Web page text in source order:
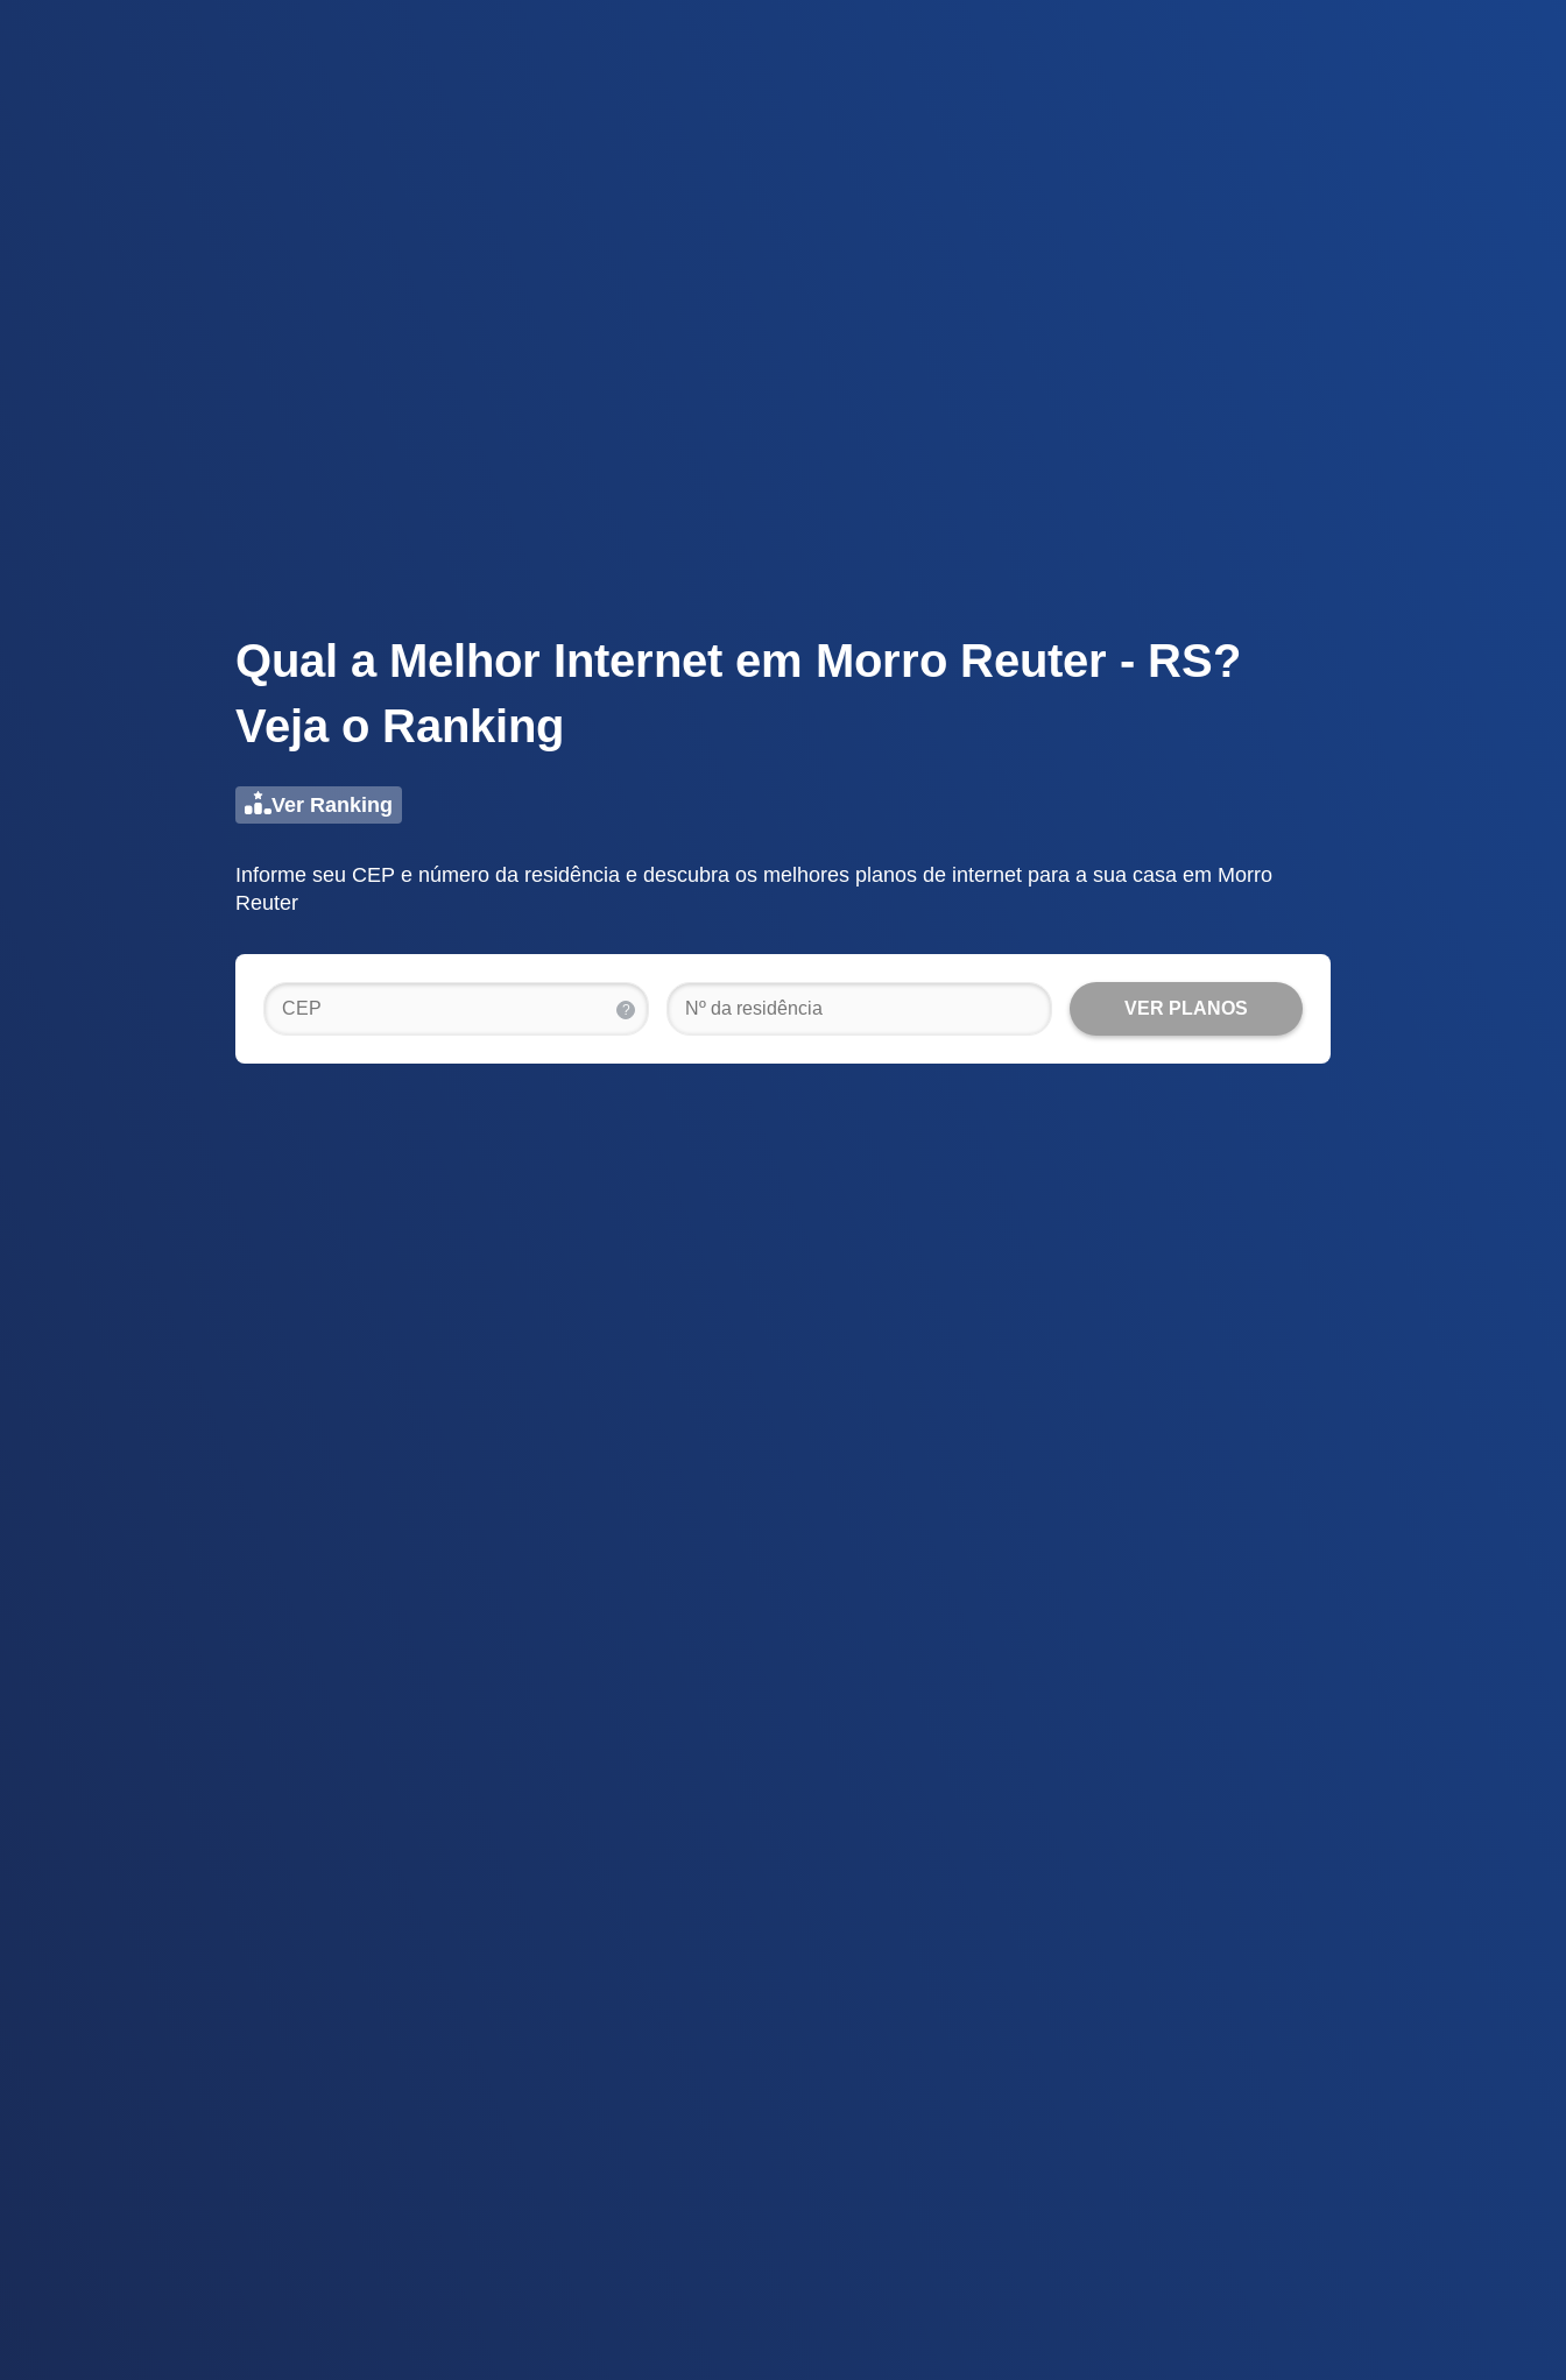
Qual a Melhor Internet em Morro Reuter - RS?
Veja o Ranking
Ver Ranking
Informe seu CEP e número da residência e descubra os melhores planos de internet para a sua casa em Morro
Reuter
? VER PLANOS